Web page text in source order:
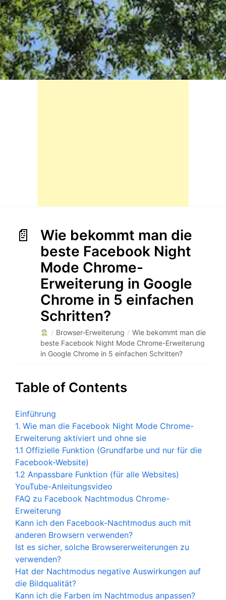
Wie bekommt man die
beste Facebook Night
Mode Chrome-
Erweiterung in Google
Chrome in 5 einfachen
Schritten?
/ Browser-Erweiterung / Wie bekommt man die
beste Facebook Night Mode Chrome-Erweiterung
in Google Chrome in 5 einfachen Schritten?
Table of Contents
Einführung
1. Wie man die Facebook Night Mode Chrome-
Erweiterung aktiviert und ohne sie
1.1 Offizielle Funktion (Grundfarbe und nur für die
Facebook-Website)
1.2 Anpassbare Funktion (für alle Websites)
YouTube-Anleitungsvideo
FAQ zu Facebook Nachtmodus Chrome-
Erweiterung
Kann ich den Facebook-Nachtmodus auch mit
anderen Browsern verwenden?
Ist es sicher, solche Browsererweiterungen zu
verwenden?
Hat der Nachtmodus negative Auswirkungen auf
die Bildqualität?
Kann ich die Farben im Nachtmodus anpassen?